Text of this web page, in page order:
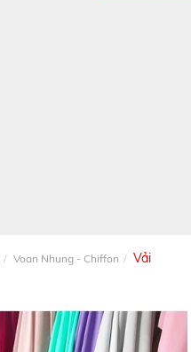
Voan Nhung - Chiffon
Vải